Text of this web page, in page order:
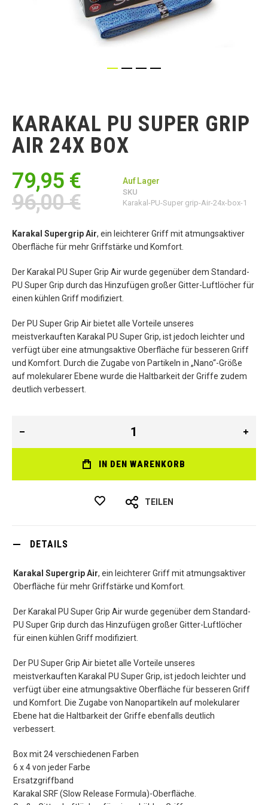
Bildgalerie
springen
KARAKAL PU SUPER GRIP
AIR 24X BOX
79,95 €
96,00 €
Auf Lager
SKU
Karakal-PU-Super grip-Air-24x-box-1
Karakal Supergrip Air, ein leichterer Griff mit atmungsaktiver
Oberfläche für mehr Griffstärke und Komfort.
Der Karakal PU Super Grip Air wurde gegenüber dem Standard-
PU Super Grip durch das Hinzufügen großer Gitter-Luftlöcher für
einen kühlen Griff modifiziert.
Der PU Super Grip Air bietet alle Vorteile unseres
meistverkauften Karakal PU Super Grip, ist jedoch leichter und
verfügt über eine atmungsaktive Oberfläche für besseren Griff
und Komfort. Durch die Zugabe von Partikeln in „Nano“-Größe
auf molekularer Ebene wurde die Haltbarkeit der Griffe zudem
deutlich verbessert.
IN DEN WARENKORB
TEILEN
DETAILS
Karakal Supergrip Air, ein leichterer Griff mit atmungsaktiver
Oberfläche für mehr Griffstärke und Komfort.
Der Karakal PU Super Grip Air wurde gegenüber dem Standard-
PU Super Grip durch das Hinzufügen großer Gitter-Luftlöcher
für einen kühlen Griff modifiziert.
Der PU Super Grip Air bietet alle Vorteile unseres
meistverkauften Karakal PU Super Grip, ist jedoch leichter und
verfügt über eine atmungsaktive Oberfläche für besseren Griff
und Komfort. Die Zugabe von Nanopartikeln auf molekularer
Ebene hat die Haltbarkeit der Griffe ebenfalls deutlich
verbessert.
Box mit 24 verschiedenen Farben
6 x 4 von jeder Farbe
Ersatzgriffband
Karakal SRF (Slow Release Formula)-Oberfläche.